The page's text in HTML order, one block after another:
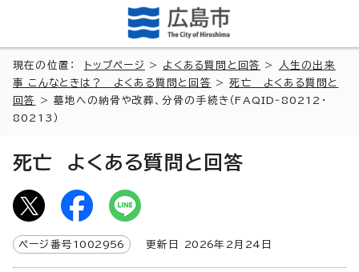
現在の位置： トップページ > よくある質問と回答 >
人生の出来
事 こんなときは？ よくある質問と回答
>死亡 よくある質問と
回答
> 墓地への納骨や改葬、分骨の手続き（FAQID‐80212・
80213）
死亡 よくある質問と回答
ページ番号 1002956 更新日 2026年2月 24 日